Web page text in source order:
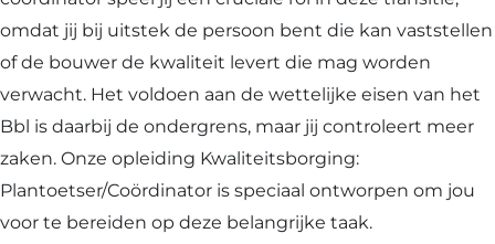
omdat jij bij uitstek de persoon bent die kan vaststellen
of de bouwer de kwaliteit levert die mag worden
verwacht. Het voldoen aan de wettelijke eisen van het
Bbl is daarbij de ondergrens, maar jij controleert meer
zaken. Onze opleiding Kwaliteitsborging:
Plantoetser/Coördinator is speciaal ontworpen om jou
voor te bereiden op deze belangrijke taak.